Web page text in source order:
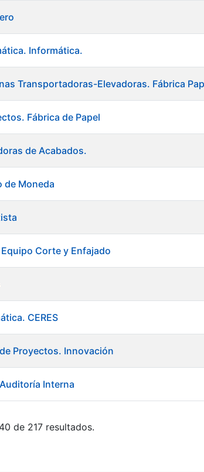
Informática.
Transportadoras-Elevadoras. Fábrica
Fábrica de Papel
de Acabados.
de Moneda
Corte y Enfajado
CERES
Proyectos. Innovación
Interna
de 217 resultados.